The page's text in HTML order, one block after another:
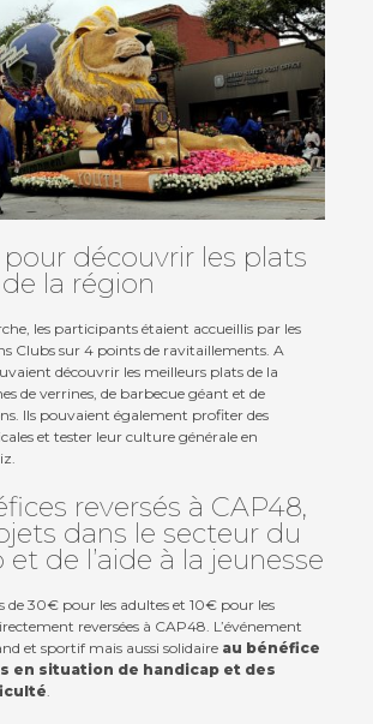
Life
découvrir les plats
la région
les participants étaient accueillis par les
Clubs sur 4 points de ravitaillements. A
découvrir les meilleurs plats de la
de verrines, de barbecue géant et de
Ils pouvaient également profiter des
et tester leur culture générale en
reversés à CAP48,
dans le secteur du
de l’aide à la jeunesse
de 30€ pour les adultes et 10€ pour les
reversées à CAP48. L’événement
et sportif mais aussi solidaire au bénéfice
en situation de handicap et des